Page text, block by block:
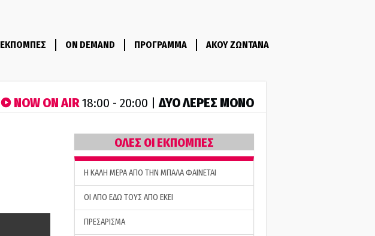
ΕΚΠΟΜΠΕΣ ON DEMAND ΠΡΟΓΡΑΜΜΑ ΑΚΟΥ ΖΩΝΤΑΝΑ
NOW ON AIR18:00 - 20:00 |ΔΥΟ ΛΕΡΕΣ ΜΟΝΟ
ΟΛΕΣ ΟΙ ΕΚΠΟΜΠΕΣ
H ΚΑΛΗ ΜΕΡΑ ΑΠΟ ΤΗΝ ΜΠΑΛΑ ΦΑΙΝΕΤΑΙ
ΟΙ ΑΠΟ ΕΔΩ ΤΟΥΣ ΑΠΟ ΕΚΕΙ
ΠΡΕΣΑΡΙΣΜΑ